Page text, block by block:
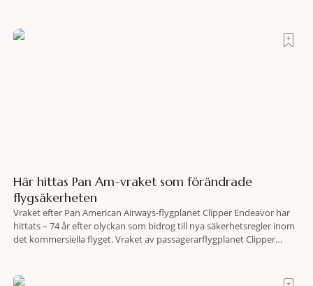
fler människor ska kunna promenera, motionera
Här hittas Pan Am-vraket som förändrade
flygsäkerheten
Vraket efter Pan American Airways-flygplanet Clipper Endeavor har
hittats – 74 år efter olyckan som bidrog till nya säkerhetsregler inom
det kommersiella flyget. Vraket av passagerarflygplanet Clipper
lokaliserades den 2 juni i år med hjälp